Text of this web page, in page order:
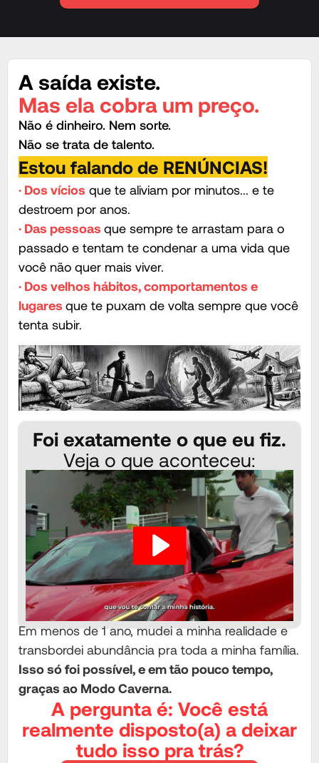
A saída existe.
Mas ela cobra um preço.
Não é dinheiro. Nem sorte.
Não se trata de talento.
Estou falando de RENÚNCIAS!
· Dos vícios que te aliviam por minutos... e te
destroem por anos.
· Das pessoas que sempre te arrastam para o
passado e tentam te condenar a uma vida que
você não quer mais viver.
· Dos velhos hábitos, comportamentos e
lugares que te puxam de volta sempre que você
tenta subir.
Foi exatamente o que eu fiz.
Veja o que aconteceu:
Em menos de 1 ano, mudei a minha realidade e
transbordei abundância pra toda a minha família.
Isso só foi possível, e em tão pouco tempo,
graças ao Modo Caverna.
A pergunta é: Você está
realmente disposto(a) a deixar
tudo isso pra trás?